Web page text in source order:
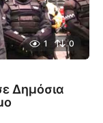
1 0
Δημόσια